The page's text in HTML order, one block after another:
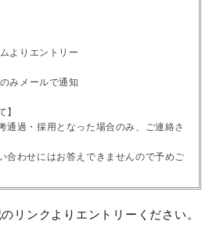
よりエントリー
みメールで通知
】
通過・採用となった場合のみ、ご連絡さ
合わせにはお答えできませんので予めご
リンクよりエントリーください。